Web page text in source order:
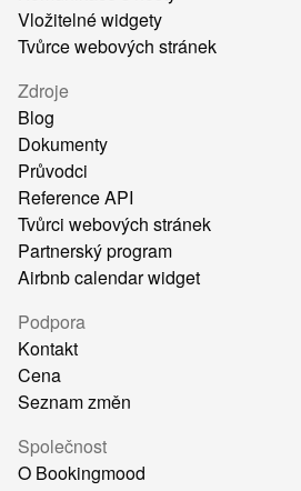
Vložitelné widgety
Tvůrce webových stránek
Zdroje
Blog
Dokumenty
Průvodci
Reference API
Tvůrci webových stránek
Partnerský program
Airbnb calendar widget
Podpora
Kontakt
Cena
Seznam změn
Společnost
O Bookingmood